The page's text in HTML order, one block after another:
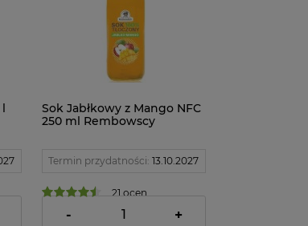
l
Sok Jabłkowy z Mango NFC
250 ml Rembowscy
Termin przydatności: 13.10.2027
21 ocen
6,76 zł
- +